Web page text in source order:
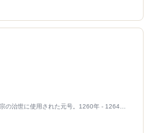
の治世に使用された元号。1260年 - 1264…